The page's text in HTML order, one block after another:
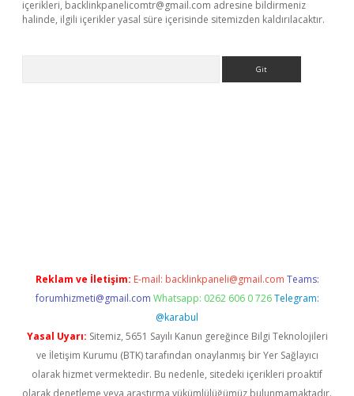
içerikleri, backlinkpanelicomtr@gmail.com adresine bildirmeniz
halinde, ilgili içerikler yasal süre içerisinde sitemizden kaldırılacaktır.
Reklam ve İletişim: E-mail: backlinkpaneli@gmail.com Teams:
forumhizmeti@gmail.com Whatsapp: 0262 606 0 726 Telegram:
@karabul
Yasal Uyarı: Sitemiz, 5651 Sayılı Kanun gereğince Bilgi Teknolojileri
ve İletişim Kurumu (BTK) tarafından onaylanmış bir Yer Sağlayıcı
olarak hizmet vermektedir. Bu nedenle, sitedeki içerikleri proaktif
olarak denetleme veya araştırma yükümlülüğümüz bulunmamaktadır.